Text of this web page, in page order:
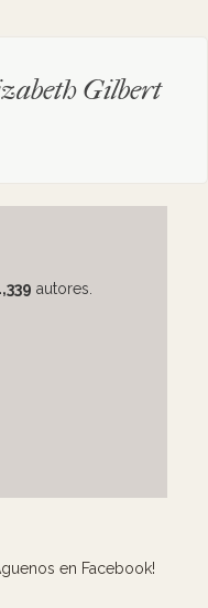
Gilbert
autores.
en Facebook!